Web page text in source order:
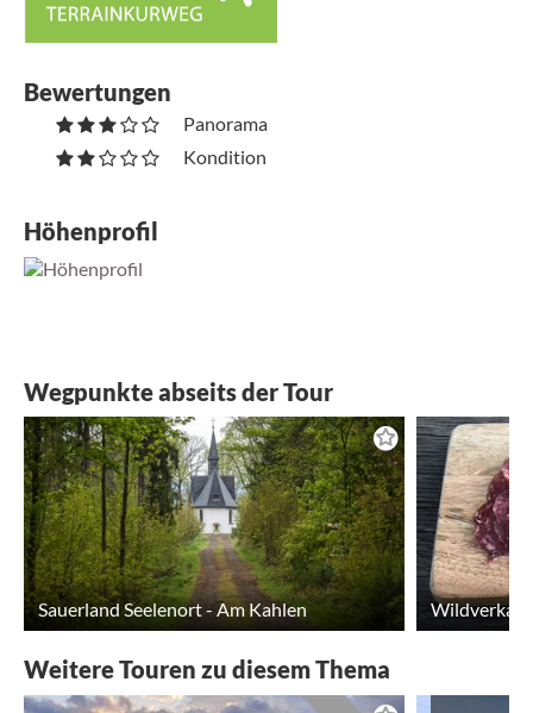
Bewertungen
Panorama
Kondition
Höhenprofil
Wegpunkte abseits der Tour
Sauerland Seelenort - Am Kahlen
Weitere Touren zu diesem Thema